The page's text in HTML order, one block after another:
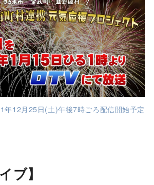
年12月25日(土)午後7時ごろ配信開始予定
ブ】